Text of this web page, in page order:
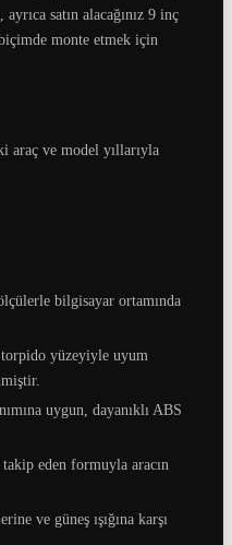
satın alacağınız 9 inç
monte etmek için
araç ve model yıllarıyla
bilgisayar ortamında
yüzeyiyle uyum
uygun, dayanıklı ABS
takip eden formuyla aracın
ve güneş ışığına karşı